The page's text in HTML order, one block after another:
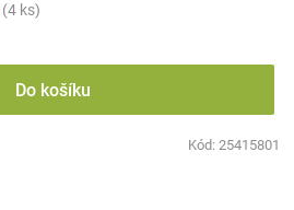
(4 ks)
Do košíku
Kód: 25415801